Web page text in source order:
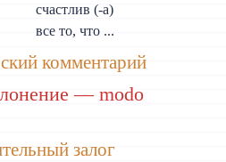
счастлив (-а)
все то, что ...
комментарий
— modo
залог